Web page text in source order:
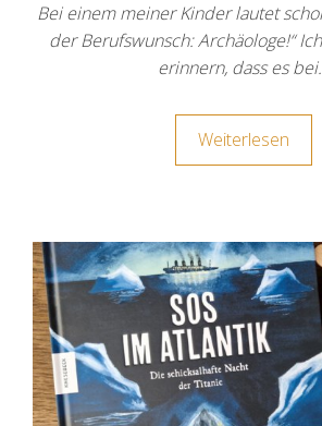
Bei einem meiner Kinder lautet
der Berufswunsch: Archäologe!“
erinnern, dass es
Weiterlesen